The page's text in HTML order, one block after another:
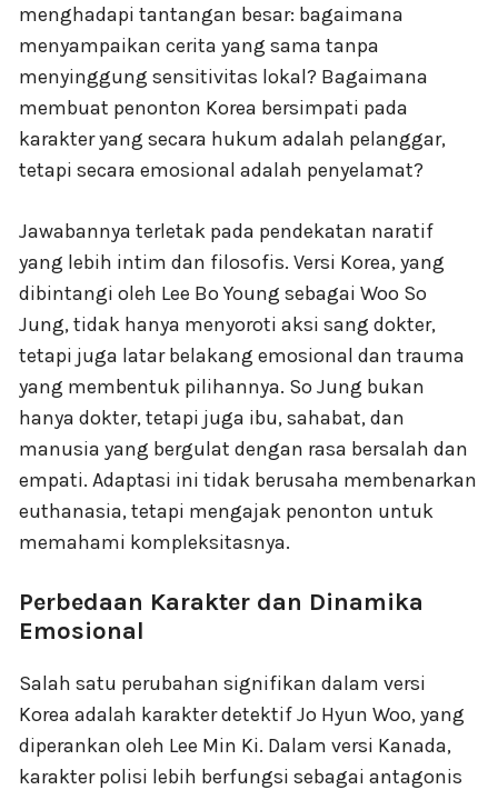
menghadapi tantangan besar: bagaimana
menyampaikan cerita yang sama tanpa
menyinggung sensitivitas lokal? Bagaimana
membuat penonton Korea bersimpati pada
karakter yang secara hukum adalah pelanggar,
tetapi secara emosional adalah penyelamat?
Jawabannya terletak pada pendekatan naratif
yang lebih intim dan filosofis. Versi Korea, yang
dibintangi oleh Lee Bo Young sebagai Woo So
Jung, tidak hanya menyoroti aksi sang dokter,
tetapi juga latar belakang emosional dan trauma
yang membentuk pilihannya. So Jung bukan
hanya dokter, tetapi juga ibu, sahabat, dan
manusia yang bergulat dengan rasa bersalah dan
empati. Adaptasi ini tidak berusaha membenarkan
euthanasia, tetapi mengajak penonton untuk
memahami kompleksitasnya.
Perbedaan Karakter dan Dinamika
Emosional
Salah satu perubahan signifikan dalam versi
Korea adalah karakter detektif Jo Hyun Woo, yang
diperankan oleh Lee Min Ki. Dalam versi Kanada,
karakter polisi lebih berfungsi sebagai antagonis